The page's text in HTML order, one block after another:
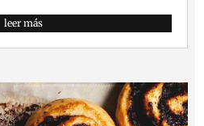
leer más